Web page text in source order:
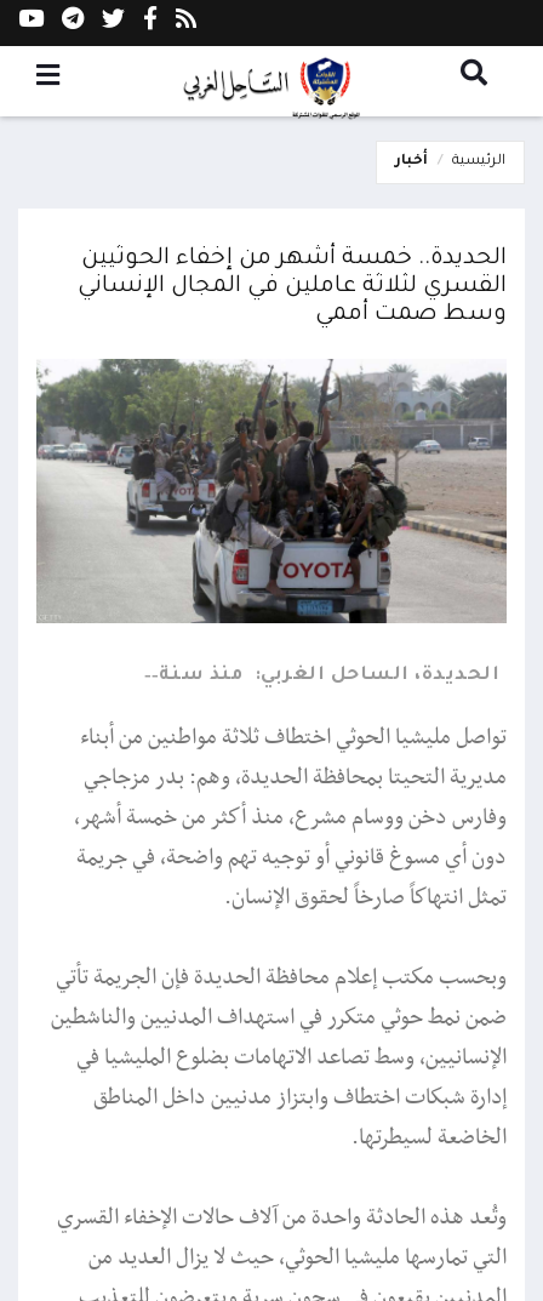
الرئيسية أخبار
الحديدة.. خمسة أشهر من إخفاء الحوثيين
القسري لثلاثة عاملين في المجال الإنساني
وسط صمت أممي
الحديدة، الساحل الغربي: منذ سنة
تواصل مليشيا الحوثي اختطاف ثلاثة مواطنين من أبناء
مديرية التحيتا بمحافظة الحديدة، وهم: بدر مزجاجي
وفارس دخن ووسام مشرع، منذ أكثر من خمسة أشهر،
دون أي مسوغ قانوني أو توجيه تهم واضحة، في جريمة
تمثل انتهاكاً صارخاً لحقوق الإنسان.
وبحسب مكتب إعلام محافظة الحديدة فإن الجريمة تأتي
ضمن نمط حوثي متكرر في استهداف المدنيين والناشطين
الإنسانيين، وسط تصاعد الاتهامات بضلوع المليشيا في
إدارة شبكات اختطاف وابتزاز مدنيين داخل المناطق
الخاضعة لسيطرتها.
وتُعد هذه الحادثة واحدة من آلاف حالات الإخفاء القسري
التي تمارسها مليشيا الحوثي، حيث لا يزال العديد من